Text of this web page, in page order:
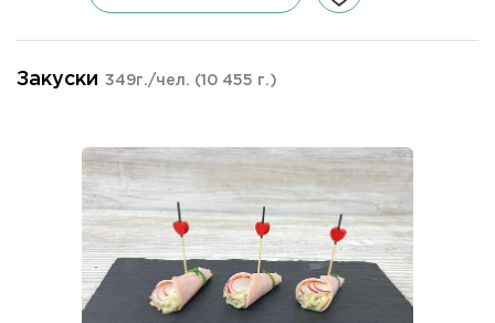
Закуски 349г./чел. (10 455 г.)